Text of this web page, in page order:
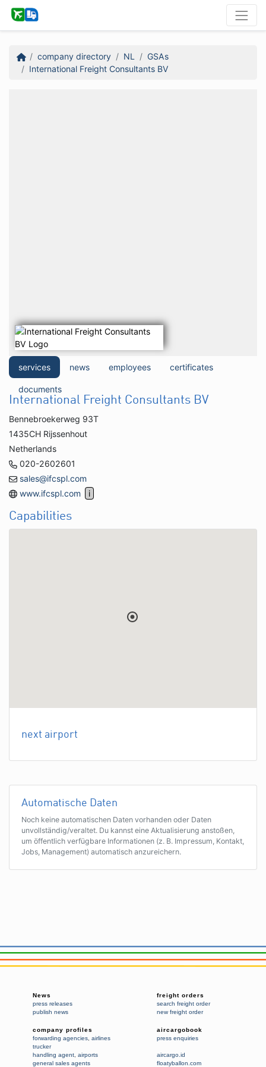
company directory NL
GSAs
International Freight Consultants BV
services news employees certificates
documents
International Freight Consultants BV
Bennebroekerweg 93T
1435CH Rijssenhout
Netherlands
020-2602601
sales@ifcspl.com
www.ifcspl.com
Capabilities
next airport
Automatische Daten
Noch keine automatischen Daten vorhanden oder Daten
unvollständig/veraltet. Du kannst eine Aktualisierung anstoßen,
um öffentlich verfügbare Informationen (z. B. Impressum, Kontakt,
Jobs, Management) automatisch anzureichern.
News
press releases
publish news
freight orders
search freight order
new freight order
company profiles
forwarding agencies airlines
trucker
handling agent airports
general sales agents
aircargobook
press enquiries
aircargo.id
floatyballon.com